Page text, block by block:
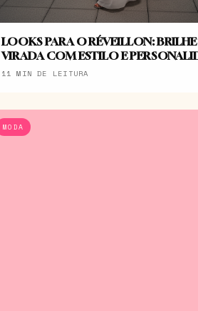
LOOKS PARA O RÉVEILLON:
VIRADA COM ESTILO E
11 MIN DE LEITURA
MODA